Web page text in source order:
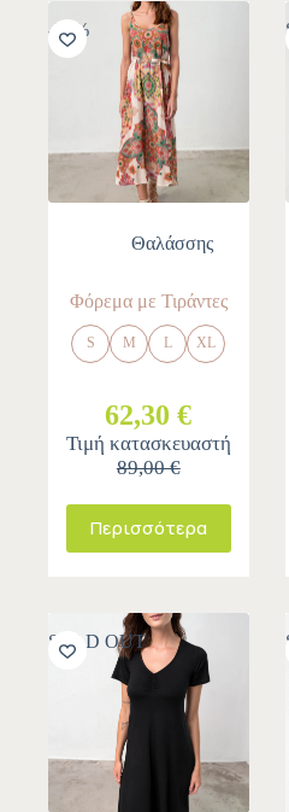
-30%
Θαλάσσης
Φόρεμα με Τιράντες
S M L XL
62,30 €
Τιμή κατασκευαστή
89,00 €
Περισσότερα
SOLD OUT